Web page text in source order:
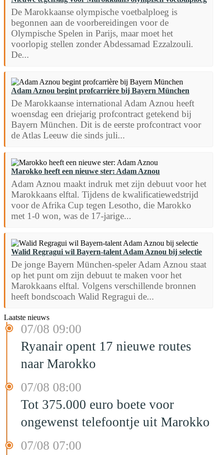
De Marokkaanse olympische voetbalploeg is
begonnen aan de voorbereidingen voor de
Olympische Spelen in Parijs, maar moet het
voorlopig stellen zonder Abdessamad Ezzalzouli.
De...
Adam Aznou begint profcarrière bij Bayern München
De Marokkaanse international Adam Aznou heeft
woensdag een driejarig profcontract getekend bij
Bayern München. Dit is de eerste profcontract voor
de Atlas Leeuw die sinds juli...
Marokko heeft een nieuwe ster: Adam Aznou
Adam Aznou maakt indruk met zijn debuut voor het
Marokkaans elftal. Tijdens de kwalificatiewedstrijd
voor de Afrika Cup tegen Lesotho, die Marokko
met 1-0 won, was de 17-jarige...
Walid Regragui wil Bayern-talent Adam Aznou bij selectie
De jonge Bayern München-speler Adam Aznou staat
op het punt om zijn debuut te maken voor het
Marokkaans elftal. Volgens verschillende bronnen
heeft bondscoach Walid Regragui de...
Laatste nieuws
07/08 09:00
Ryanair opent 17 nieuwe routes
naar Marokko
07/08 08:00
Tot 375.000 euro boete voor
ongewenst telefoontje uit Marokko
07/08 07:00